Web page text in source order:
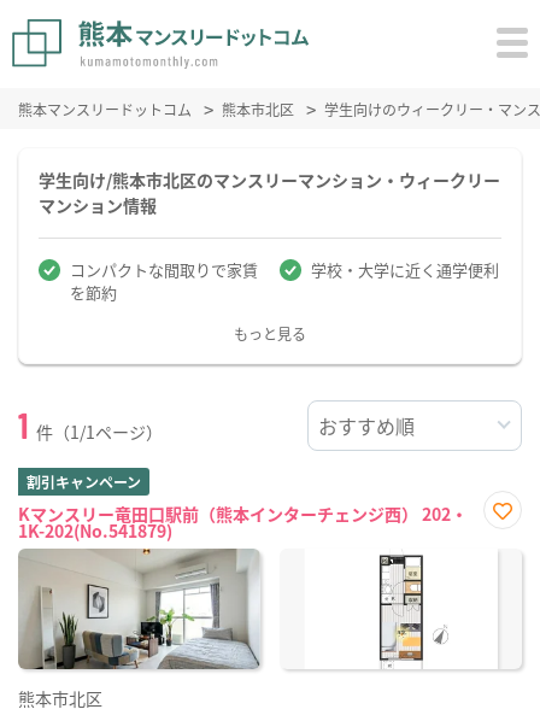
熊本マンスリードットコム 熊本市北区 学生向けのウィークリー・マン
学生向け/熊本市北区のマンスリーマンション・ウィークリー
マンション情報
コンパクトな間取りで家賃
を節約
学校・大学に近く通学便利
もっと見る
1 件（1/1ページ）
割引キャンペーン
Kマンスリー竜田口駅前（熊本インターチェンジ西） 202・
1K-202(No.541879)
に入
熊本市北区